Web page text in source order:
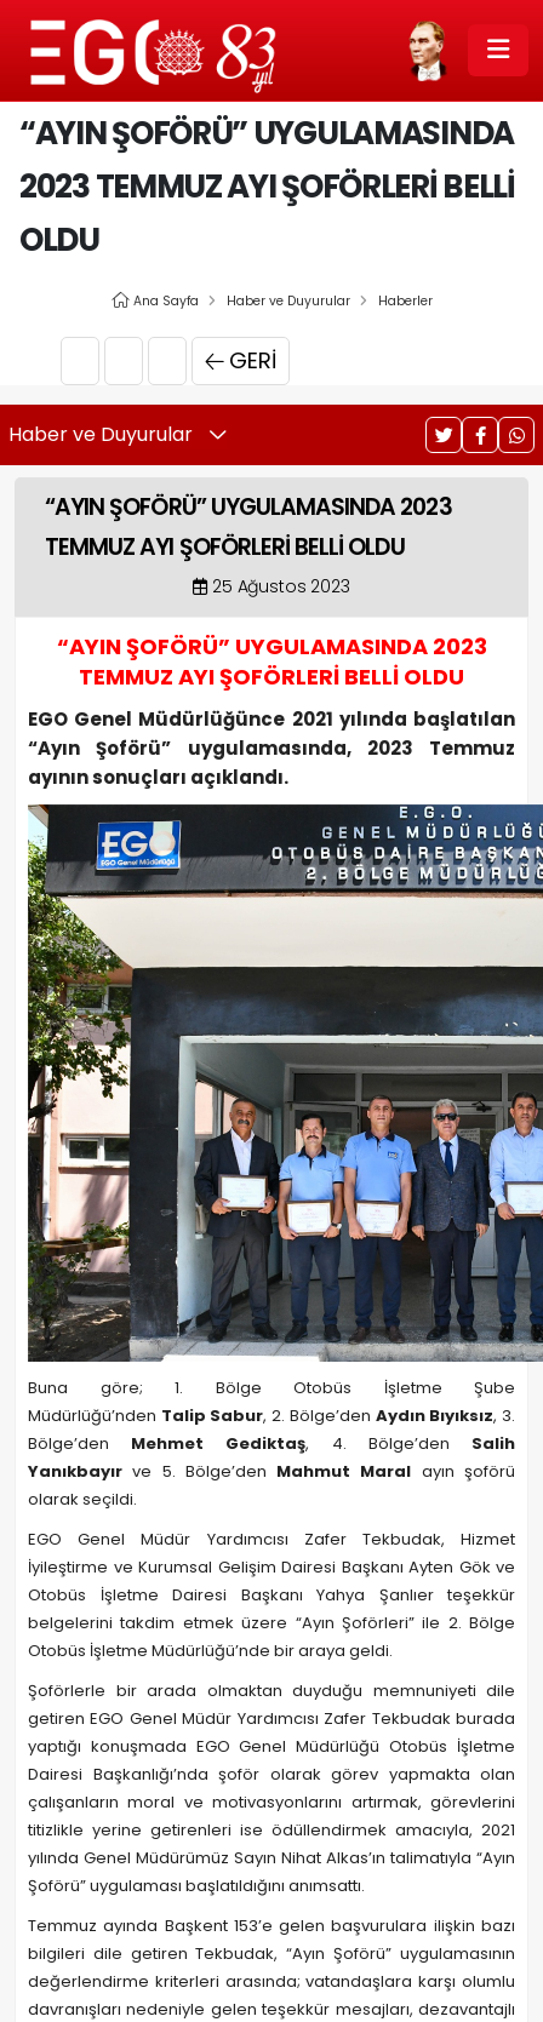
“AYIN ŞOFÖRÜ” UYGULAMASINDA
2023 TEMMUZ AYI ŞOFÖRLERİ BELLİ
OLDU
Ana Sayfa Haber ve Duyurular Haberler
GERI
Haber ve Duyurular
“AYIN ŞOFÖRÜ” UYGULAMASINDA 2023
TEMMUZ AYI ŞOFÖRLERİ BELLİ OLDU
25 Ağustos 2023
“AYIN ŞOFÖRÜ” UYGULAMASINDA 2023
TEMMUZ AYI ŞOFÖRLERİ BELLİ OLDU
EGO Genel Müdürlüğünce 2021 yılında başlatılan
“Ayın Şoförü” uygulamasında, 2023 Temmuz
ayının sonuçları açıklandı.
Buna göre; 1. Bölge Otobüs İşletme Şube
Müdürlüğü’nden Talip Sabur, 2. Bölge’den Aydın Bıyıksız, 3.
Bölge’den Mehmet Gediktaş, 4. Bölge’den Salih
Yanıkbayır ve 5. Bölge’den Mahmut Maral ayın şoförü
olarak seçildi.
EGO Genel Müdür Yardımcısı Zafer Tekbudak, Hizmet
İyileştirme ve Kurumsal Gelişim Dairesi Başkanı Ayten Gök ve
Otobüs İşletme Dairesi Başkanı Yahya Şanlıer teşekkür
belgelerini takdim etmek üzere “Ayın Şoförleri” ile 2. Bölge
Otobüs İşletme Müdürlüğü’nde bir araya geldi.
Şoförlerle bir arada olmaktan duyduğu memnuniyeti dile
getiren EGO Genel Müdür Yardımcısı Zafer Tekbudak burada
yaptığı konuşmada EGO Genel Müdürlüğü Otobüs İşletme
Dairesi Başkanlığı’nda şoför olarak görev yapmakta olan
çalışanların moral ve motivasyonlarını artırmak, görevlerini
titizlikle yerine getirenleri ise ödüllendirmek amacıyla, 2021
yılında Genel Müdürümüz Sayın Nihat Alkas’ın talimatıyla “Ayın
Şoförü” uygulaması başlatıldığını anımsattı.
Temmuz ayında Başkent 153’e gelen başvurulara ilişkin bazı
bilgileri dile getiren Tekbudak, “Ayın Şoförü” uygulamasının
değerlendirme kriterleri arasında; vatandaşlara karşı olumlu
davranışları nedeniyle gelen teşekkür mesajları, dezavantajlı